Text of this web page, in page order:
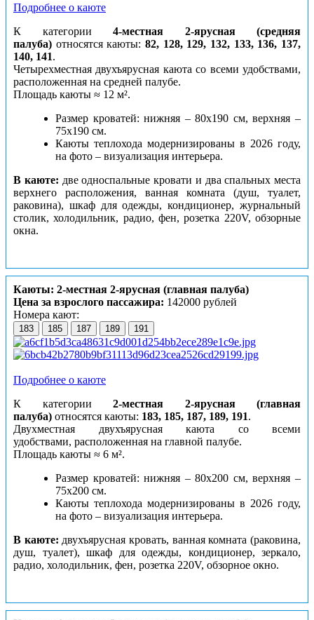
Подробнее о каюте
К категории 4-местная 2-ярусная (средняя
палуба) относятся каюты: 82, 128, 129, 132, 133, 136, 137,
140, 141.
Четырехместная двухъярусная каюта со всеми удобствами,
расположенная на средней палубе.
Площадь каюты ≈ 12 м².
Размер кроватей: нижняя – 80х190 см, верхняя –
75х190 см.
Каюты теплохода модернизированы в 2026 году,
на фото – визуализация интерьера.
В каюте: две односпальные кровати и два спальных места
верхнего расположения, ванная комната (душ, туалет,
раковина), шкаф для одежды, кондиционер, журнальный
столик, холодильник, радио, фен, розетка 220V, обзорные
окна.
Каюты: 2-местная 2-ярусная (главная палуба)
Цена за взрослого пассажира: 142000 рублей
Номера кают:
183 185 187 189 191
Подробнее о каюте
К категории 2-местная 2-ярусная (главная
палуба) относятся каюты: 183, 185, 187, 189, 191.
Двухместная двухъярусная каюта со всеми
удобствами, расположенная на главной палубе.
Площадь каюты ≈ 6 м².
Размер кроватей: нижняя – 80х200 см, верхняя –
75х200 см.
Каюты теплохода модернизированы в 2026 году,
на фото – визуализация интерьера.
В каюте: двухъярусная кровать, ванная комната (раковина,
душ, туалет), шкаф для одежды, кондиционер, зеркало,
радио, холодильник, фен, розетка 220V, обзорное окно.